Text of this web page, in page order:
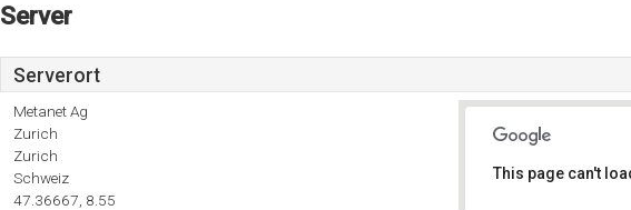
Server
Serverort
Metanet Ag
Zurich
Zurich
Schweiz
47.36667, 8.55
This page can't